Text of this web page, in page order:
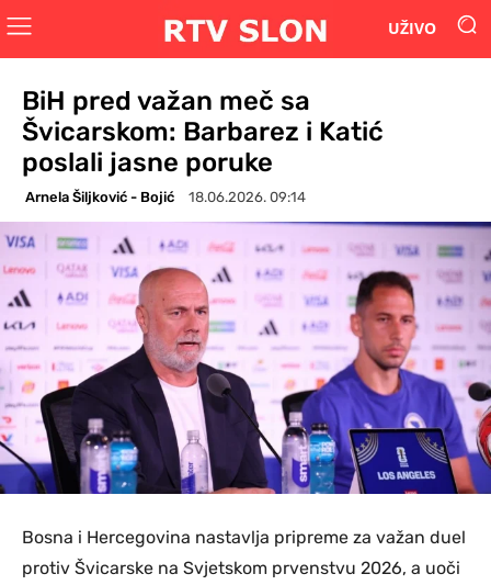
UŽIVO
BiH pred važan meč sa
Švicarskom: Barbarez i Katić
poslali jasne poruke
Arnela Šiljković - Bojić 18.06.2026. 09:14
Bosna i Hercegovina nastavlja pripreme za važan duel
protiv Švicarske na Svjetskom prvenstvu 2026, a uoči